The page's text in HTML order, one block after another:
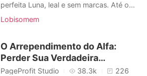
perfeita Luna, leal e sem marcas. Até o
dia em que encontrou seu companheiro
regido por linhagens e laços de
acasalamento, Cecília sempre foi a
forasteira. Mas agora, ela está cansada
Lobisomem
O Arrependimento do Alfa:
Perder Sua Verdadeira
Companheira
PageProfit Studio 38.3k
226